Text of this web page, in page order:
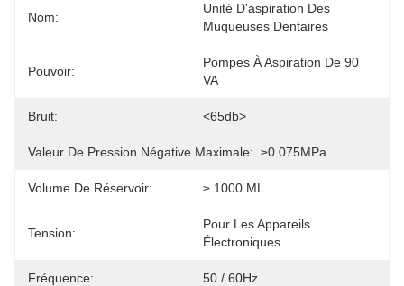
Nom:
Unité D'aspiration Des
Muqueuses Dentaires
Pouvoir:
Pompes À Aspiration De 90
VA
Bruit: <65db>
Valeur De Pression Négative Maximale: ≥0.075MPa
Volume De Réservoir: ≥ 1000 ML
Tension:
Pour Les Appareils
Électroniques
Fréquence: 50 / 60Hz